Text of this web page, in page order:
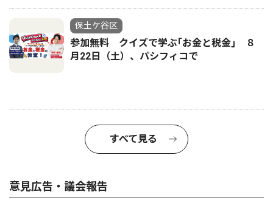
保土ケ谷区
参加無料 クイズで学ぶ｢お金と税金｣ ８
月22日（土）、パシフィコで
すべて見る
意見広告・議会報告